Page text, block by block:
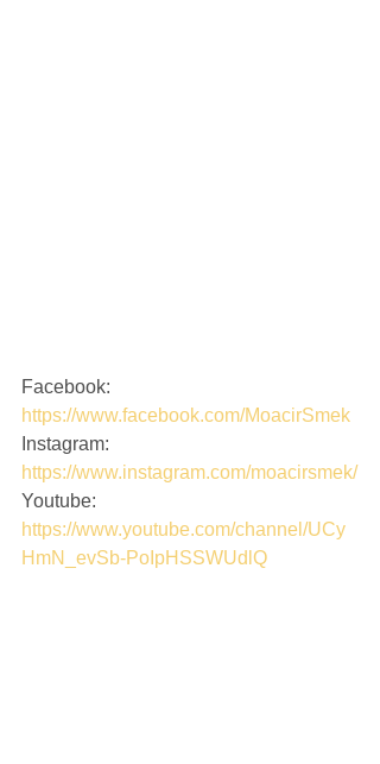
Facebook:
https://www.facebook.com/MoacirSmek
Instagram:
https://www.instagram.com/moacirsmek/
Youtube:
https://www.youtube.com/channel/UCy
HmN_evSb-PoIpHSSWUdlQ